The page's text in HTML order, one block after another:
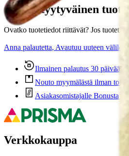
Oletko tyytyväinen
Ovatko tuotetiedot riittävät? Jos
Anna palautetta, Avautuu uuteen
Ilmainen palautus 30 päivää.*
Nouto myymälästä ilman
Asiakasomistajalle Bonusta
Verkkokauppa